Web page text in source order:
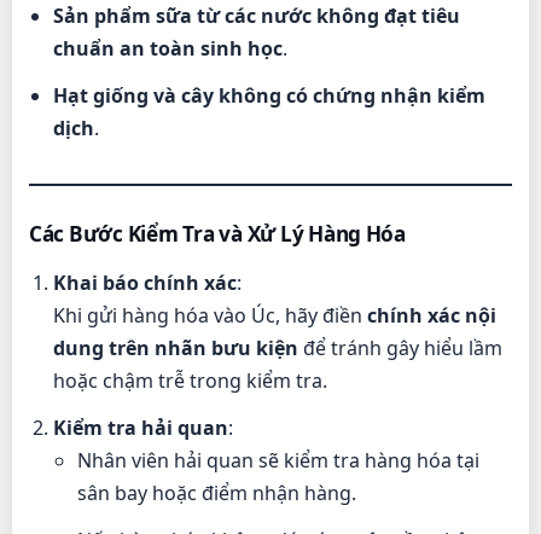
Sản phẩm sữa từ các nước không đạt tiêu
chuẩn an toàn sinh học.
Hạt giống và cây không có chứng nhận kiểm
dịch.
Các Bước Kiểm Tra và Xử Lý Hàng Hóa
Khai báo chính xác:
Khi gửi hàng hóa vào Úc, hãy điền chính xác nội
dung trên nhãn bưu kiện để tránh gây hiểu lầm
hoặc chậm trễ trong kiểm tra.
Kiểm tra hải quan:
Nhân viên hải quan sẽ kiểm tra hàng hóa tại
sân bay hoặc điểm nhận hàng.